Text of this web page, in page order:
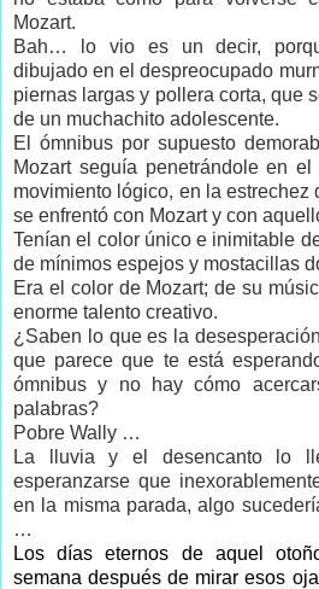
Mozart.
Bah… lo vio es un decir,
dibujado en el despreocupado
piernas largas y pollera corta, que
de un muchachito adolescente.
El ómnibus por supuesto
Mozart seguía penetrándole en
movimiento lógico, en la estrechez
se enfrentó con Mozart y con
Tenían el color único e inimitable
de mínimos espejos y mostacillas
Era el color de Mozart; de su
enorme talento creativo.
¿Saben lo que es la
que parece que te está
ómnibus y no hay cómo
palabras?
Pobre Wally …
La lluvia y el desencanto lo
esperanzarse que
en la misma parada, algo
…
Los días eternos de aquel
semana después de mirar esos